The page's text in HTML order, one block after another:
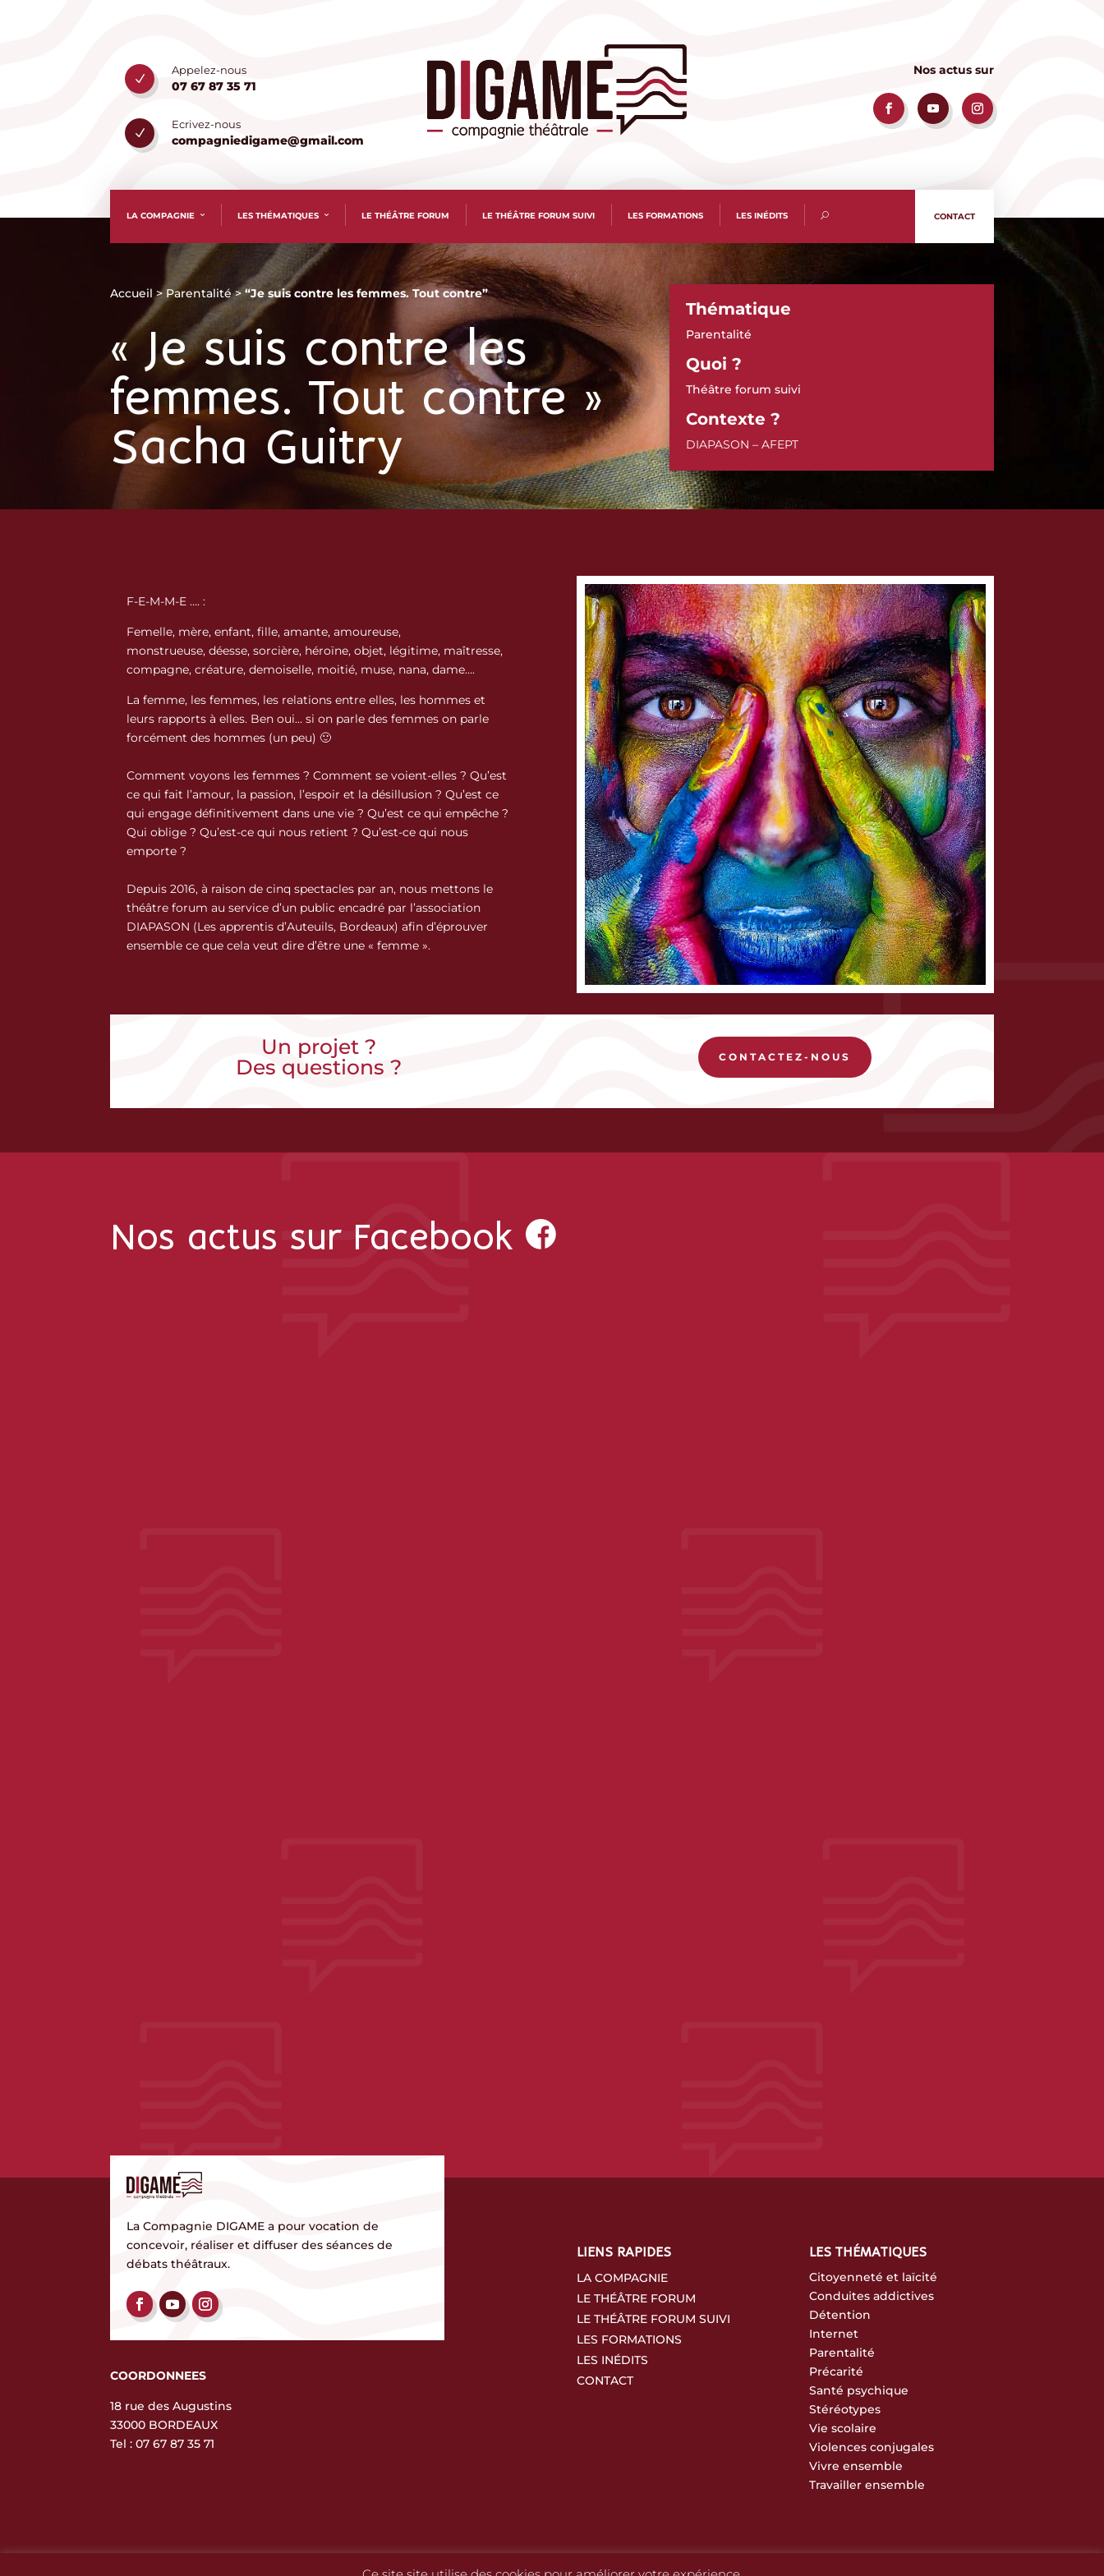
N
Appelez-nous
07 67 87 35 71
N
Ecrivez-nous
compagniedigame@gmail.com
Nos actus sur
CONTACT
LA COMPAGNIE LES THÉMATIQUES LE THÉÂTRE FORUM LE THÉÂTRE FORUM SUIVI LES FORMATIONS LES INÉDITS
Accueil >Parentalité>“Je suis contre les femmes. Tout contre”
« Je suis contre les
femmes. Tout contre »
Sacha Guitry
Thématique
Parentalité
Quoi ?
Théâtre forum suivi
Contexte ?
DIAPASON – AFEPT
F-E-M-M-E …. :
Femelle, mère, enfant, fille, amante, amoureuse,
monstrueuse, déesse, sorcière, héroïne, objet, légitime, maîtresse,
compagne, créature, demoiselle, moitié, muse, nana, dame….
La femme, les femmes, les relations entre elles, les hommes et
leurs rapports à elles. Ben oui… si on parle des femmes on parle
forcément des hommes (un peu) 🙂
Comment voyons les femmes ? Comment se voient-elles ? Qu’est
ce qui fait l’amour, la passion, l’espoir et la désillusion ? Qu’est ce
qui engage définitivement dans une vie ? Qu’est ce qui empêche ?
Qui oblige ? Qu’est-ce qui nous retient ? Qu’est-ce qui nous
emporte ?
Depuis 2016, à raison de cinq spectacles par an, nous mettons le
théâtre forum au service d’un public encadré par l’association
DIAPASON (Les apprentis d’Auteuils, Bordeaux) afin d’éprouver
ensemble ce que cela veut dire d’être une « femme ».
Un projet ?
Des questions ?
CONTACTEZ-NOUS
Nos actus sur Facebook
La Compagnie DIGAME a pour vocation de
concevoir, réaliser et diffuser des séances de
débats théâtraux.
COORDONNEES
18 rue des Augustins
33000 BORDEAUX
Tel :07 67 87 35 71
LIENS RAPIDES
LA COMPAGNIE
LE THÉÂTRE FORUM
LE THÉÂTRE FORUM SUIVI
LES FORMATIONS
LES INÉDITS
CONTACT
LES THÉMATIQUES
Citoyenneté et laïcité
Conduites addictives
Détention
Internet
Parentalité
Précarité
Santé psychique
Stéréotypes
Vie scolaire
Violences conjugales
Vivre ensemble
Travailler ensemble